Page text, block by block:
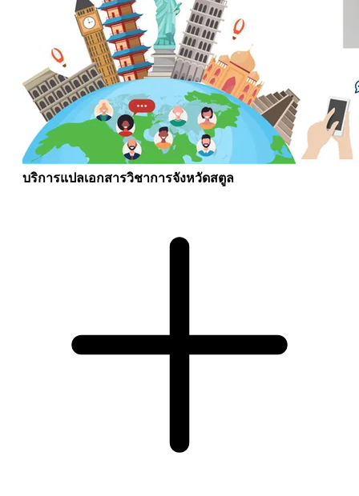
บริการแปลเอกสารวิชาการจังหวัดสตูล